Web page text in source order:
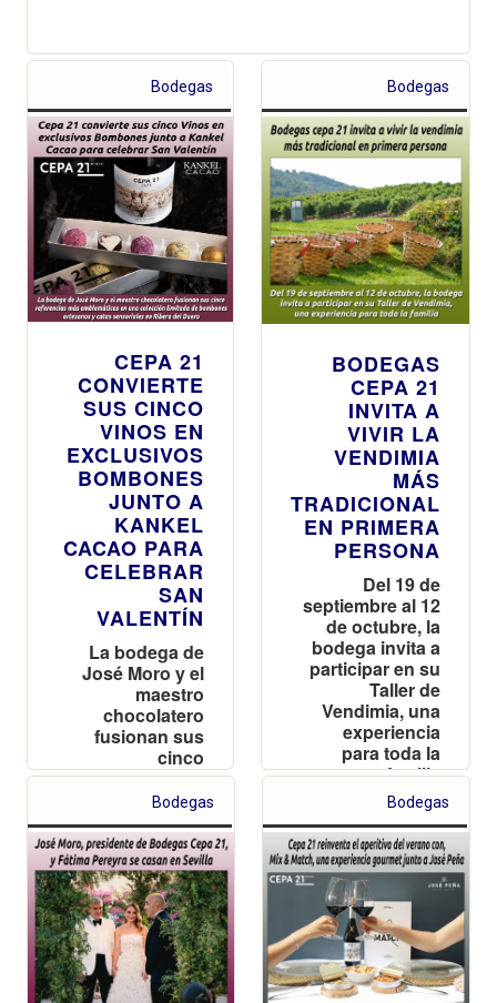
Bodegas
CEPA 21
CONVIERTE
SUS CINCO
VINOS EN
EXCLUSIVOS
BOMBONES
JUNTO A
KANKEL
CACAO PARA
CELEBRAR
SAN
VALENTÍN
La bodega de
José Moro y el
maestro
chocolatero
fusionan sus
cinco
referencias más
emblemáticas
en una
colección
limitada de
bombones
artesanos y
catas
sensoriales en
Ribera del
Duero
Bodegas
BODEGAS
CEPA 21
INVITA A
VIVIR LA
VENDIMIA
MÁS
TRADICIONAL
EN PRIMERA
PERSONA
Del 19 de
septiembre al 12
de octubre, la
bodega invita a
participar en su
Taller de
Vendimia, una
experiencia
para toda la
familia
Bodegas Bodegas